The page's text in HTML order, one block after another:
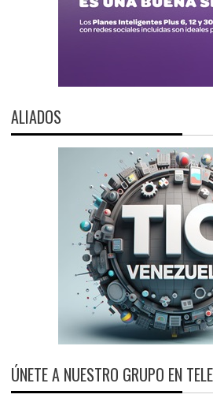
ALIADOS
ÚNETE A NUESTRO GRUPO EN